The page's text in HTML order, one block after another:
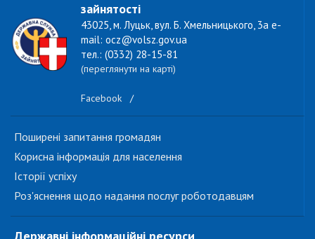
зайнятості
43025, м. Луцьк, вул. Б. Хмельницького, 3а e-
mail: ocz@volsz.gov.ua
тел.: (0332) 28-15-81
(переглянути на карті)
Facebook /
Поширені запитання громадян
Корисна інформація для населення
Історії успіху
Роз'яснення щодо надання послуг роботодавцям